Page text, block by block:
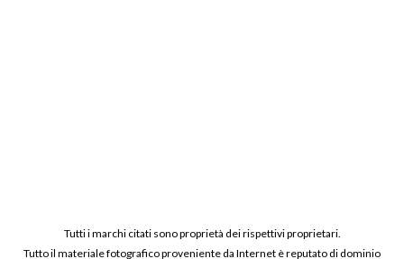
Tutti i marchi citati sono proprietà dei rispettivi proprietari.
Tutto il materiale fotografico proveniente da Internet è reputato di dominio